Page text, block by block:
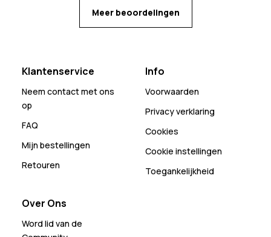
Meer beoordelingen
Klantenservice
Neem contact met ons
op
FAQ
Mijn bestellingen
Retouren
Info
Voorwaarden
Privacy verklaring
Cookies
Cookie instellingen
Toegankelijkheid
Over Ons
Word lid van de